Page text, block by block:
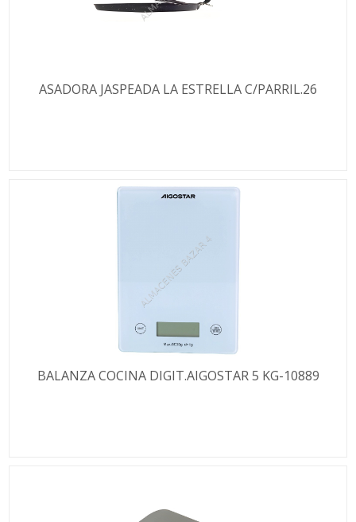
ASADORA JASPEADA LA ESTRELLA C/PARRIL.26
BALANZA COCINA DIGIT.AIGOSTAR 5 KG-10889